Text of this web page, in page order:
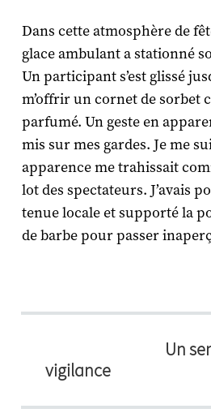
Dans cette atmosphère de
glace ambulant a stationné
Un participant s’est glissé
m’offrir un cornet de sorbet
parfumé. Un geste en
mis sur mes gardes. Je me
apparence me trahissait
lot des spectateurs. J’avais
tenue locale et supporté la
de barbe pour passer
Un
vigilance